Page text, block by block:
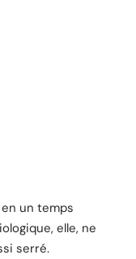
un temps
elle, ne
serré.